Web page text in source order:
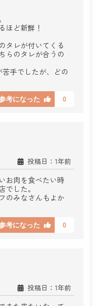
ほど新鮮！
タレが付いてくる
らのタレが合うの
手でしたが、どの
考になった 0
投稿日：1年前
お肉を食べたい時
した。
のみなさんもよか
考になった 0
投稿日：1年前